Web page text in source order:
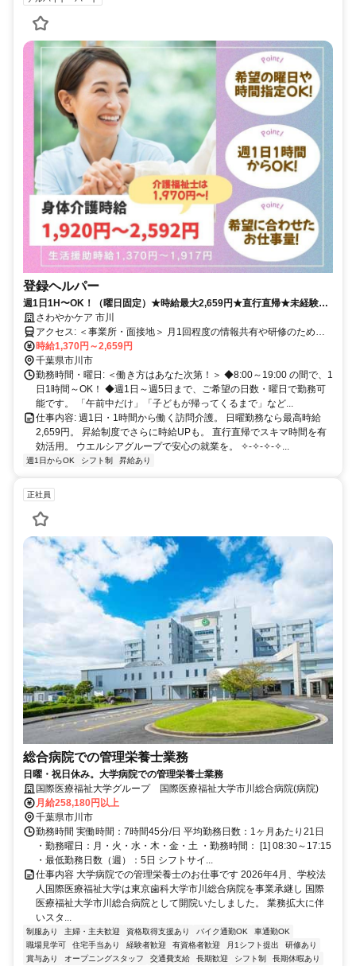
登録ヘルパー
週1日1H〜OK！（曜日固定）★時給最大2,659円★直行直帰★未経験可
★祝い金あり★自分らしく輝ける登録ヘルパー
さわやかケア 市川
アクセス: ＜事業所・面接地＞ 月1回程度の情報共有や研修のため、
事業所にお越しいただきます。 〒272-0826 市川市真間1-12-4市川セ
ンタービル 4階 （京成 本線「市川真間駅」北口より徒歩1分） （JR
総武線「市川駅」 北口より徒歩7分）
時給1,370円～2,659円
千葉県市川市
勤務時間・曜日: ＜働き方はあなた次第！＞ ◆8:00～19:00 の間で、1
日1時間～OK！ ◆週1日～週5日まで、ご希望の日数・曜日で勤務可
能です。 「午前中だけ」「子どもが帰ってくるまで」など...
仕事内容: 週1日・1時間から働く訪問介護。 日曜勤務なら最高時給
2,659円。 昇給制度でさらに時給UPも。 直行直帰でスキマ時間を有
効活用。 ウエルシアグループで安心の就業を。 ✧-✧-✧-✧...
週1日からOK シフト制 昇給あり
正社員
総合病院での管理栄養士業務
日曜・祝日休み。大学病院での管理栄養士業務
国際医療福祉大学グループ 国際医療福祉大学市川総合病院(病院)
月給258,180円以上
千葉県市川市
勤務時間 実働時間：7時間45分/日 平均勤務日数：1ヶ月あたり21日
・勤務曜日：月・火・水・木・金・土 ・勤務時間： [1] 08:30～17:15
・最低勤務日数（週）：5日 シフトサイ...
仕事内容 大学病院での管理栄養士のお仕事です 2026年4月、学校法
人国際医療福祉大学は東京歯科大学市川総合病院を事業承継し 国際
医療福祉大学市川総合病院として開院いたしました。 業務拡大に伴
いスタ...
制服あり 主婦・主夫歓迎 資格取得支援あり バイク通勤OK
車通勤OK
職場見学可
住宅手当あり 経験者歓迎 有資格者歓迎 月1シフト提出
研修あり
賞与あり
オープニングスタッフ 交通費支給 長期歓迎 シフト制 長期休暇あり